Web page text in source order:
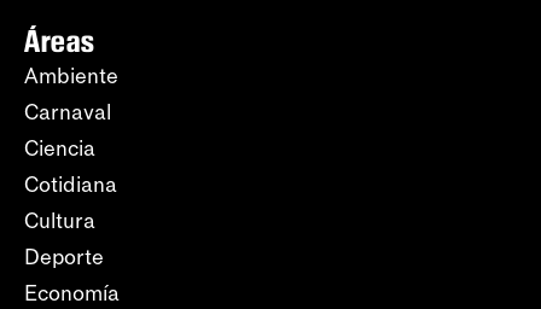
Áreas
Ambiente
Carnaval
Ciencia
Cotidiana
Cultura
Deporte
Economía